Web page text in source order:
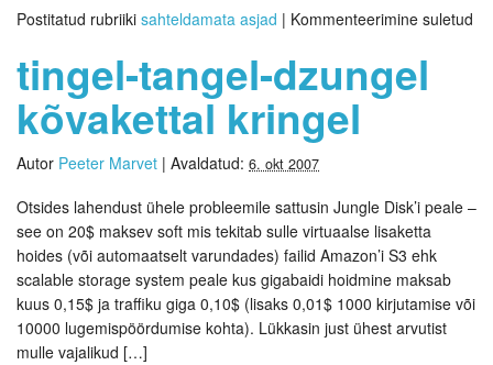
Postitatud rubriiki sahteldamata asjad | Kommenteerimine suletud
tingel-tangel-dzungel
kõvakettal kringel
Autor Peeter Marvet | Avaldatud: 6. okt 2007
Otsides lahendust ühele probleemile sattusin Jungle Disk’i peale –
see on 20$ maksev soft mis tekitab sulle virtuaalse lisaketta
hoides (või automaatselt varundades) failid Amazon’i S3 ehk
scalable storage system peale kus gigabaidi hoidmine maksab
kuus 0,15$ ja traffiku giga 0,10$ (lisaks 0,01$ 1000 kirjutamise või
10000 lugemispöördumise kohta). Lükkasin just ühest arvutist
mulle vajalikud […]